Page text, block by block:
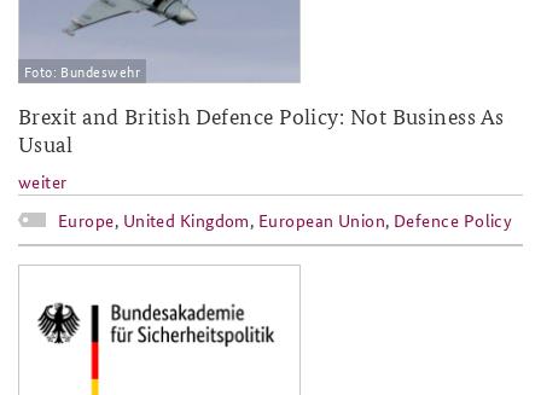
Foto: Bundeswehr
Brexit and British Defence Policy: Not Business As
Usual
weiter
Europe, United Kingdom, European Union, Defence Policy